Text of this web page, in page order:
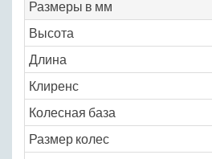
Размеры в мм
Высота
Длина
Клиренс
Колесная база
Размер колес